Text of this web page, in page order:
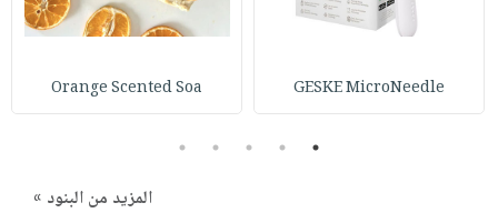
GESKE MicroNeedle
Orange Scented Soa
1
2
3
4
5
المزيد من البنود »